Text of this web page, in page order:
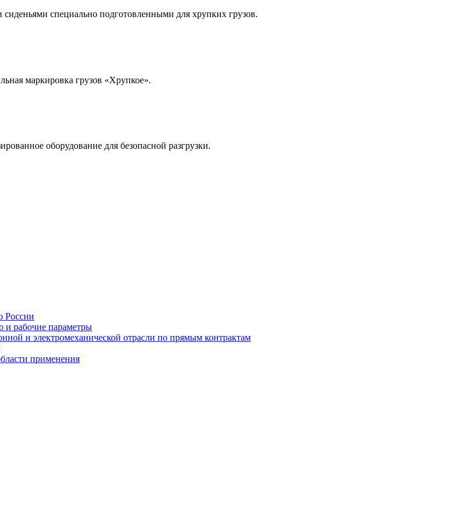
специально подготовленными для хрупких грузов.
маркировка грузов «Хрупкое».
оборудование для безопасной разгрузки.
России
и рабочие параметры
и электромеханической отрасли по прямым контрактам
применения